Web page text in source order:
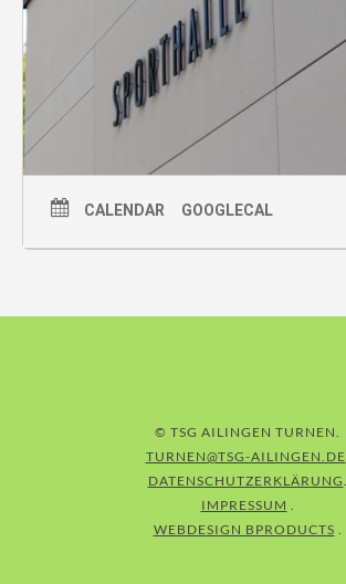
CALENDAR GOOGLECAL
© TSG AILINGEN TURNEN
TURNEN@TSG-AILINGEN.DE
DATENSCHUTZERKLÄRUNG
IMPRESSUM
WEBDESIGN BPRODUCTS